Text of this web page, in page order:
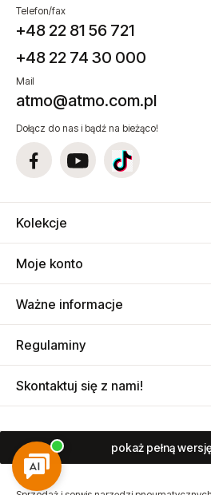
Telefon/fax
+48 22 81 56 721
+48 22 74 30 000
Mail
atmo@atmo.com.pl
Dołącz do nas i bądź na bieżąco!
Kolekcje
Moje konto
Ważne informacje
Regulaminy
Skontaktuj się z nami!
pokaż pełną